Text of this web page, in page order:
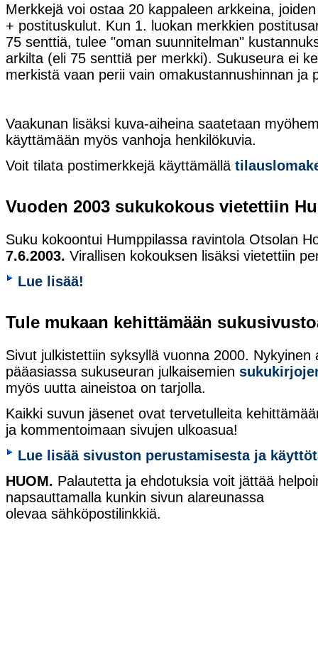
Merkkejä voi ostaa 20 kappaleen arkkeina,
+ postituskulut. Kun 1. luokan merkkien
75 senttiä, tulee "oman suunnitelman"
arkilta (eli 75 senttiä per merkki). Sukuseura ei
merkistä vaan perii vain omakustannushinnan ja
Vaakunan lisäksi kuva-aiheina saatetaan
käyttämään myös vanhoja henkilökuvia.
Voit tilata postimerkkejä käyttämällä
Vuoden 2003 sukukokous vietettiin
Suku kokoontui Humppilassa ravintola Otsolan
7.6.2003. Virallisen kokouksen lisäksi vietettiin
Lue lisää!
Tule mukaan kehittämään
Sivut julkistettiin syksyllä vuonna 2000. Nykyinen
pääasiassa sukuseuran julkaisemien
myös uutta aineistoa on tarjolla.
Kaikki suvun jäsenet ovat tervetulleita
ja kommentoimaan sivujen ulkoasua!
Lue lisää sivuston perustamisesta ja
HUOM. Palautetta ja ehdotuksia voit jättää
napsauttamalla kunkin sivun alareunassa
olevaa sähköpostilinkkiä.